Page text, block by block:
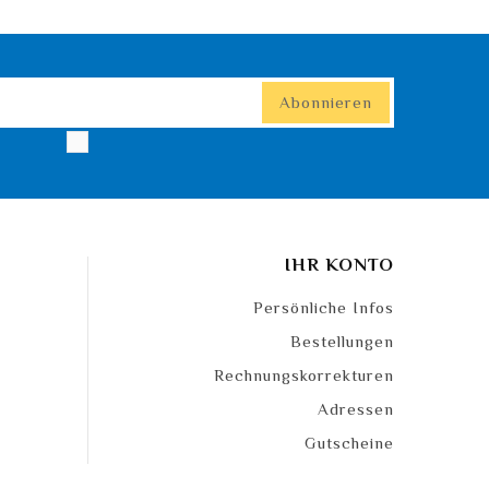
IHR KONTO
Persönliche Infos
Bestellungen
Rechnungskorrekturen
Adressen
Gutscheine